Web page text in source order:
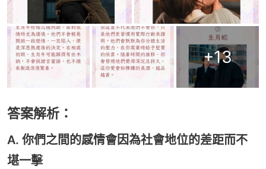
+13
答案解析：
A. 你們之間的感情會因為社會地位的差距而不
堪一擊